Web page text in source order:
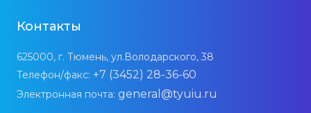
Контакты
625000, г. Тюмень, ул.Володарского, 38
Телефон/факс: +7 (3452) 28-36-60
Электронная почта: general@tyuiu.ru